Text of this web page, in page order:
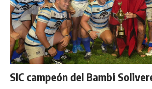
SIC campeón del Bambi